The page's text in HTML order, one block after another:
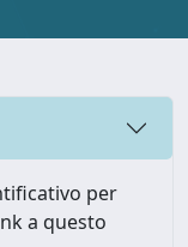
per
a questo